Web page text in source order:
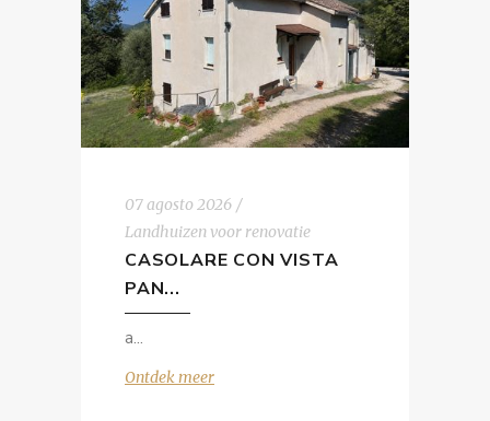
07 agosto 2026
Landhuizen voor renovatie
CASOLARE CON VISTA
PAN...
a
Ontdek meer